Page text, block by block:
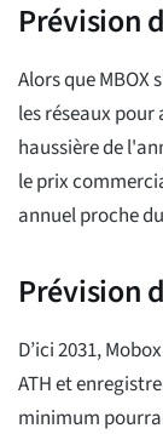
Prévision
Alors que
les réseaux
haussière de
le prix
annuel proche
Prévision
D’ici 2031,
ATH et
minimum